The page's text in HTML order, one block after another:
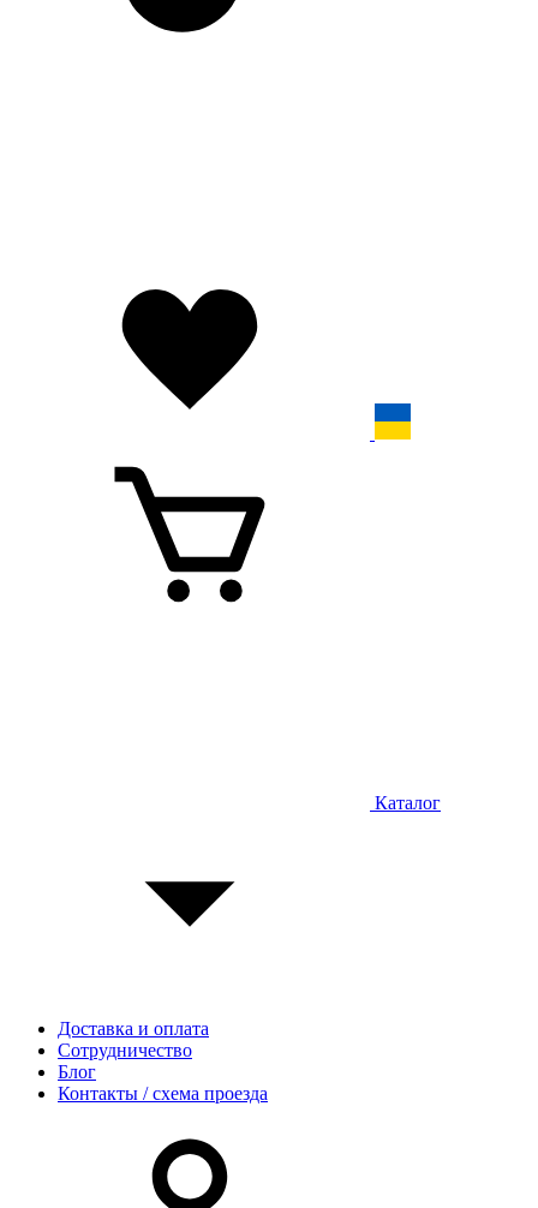
Каталог
Доставка и оплата
Сотрудничество
Блог
Контакты / схема проезда